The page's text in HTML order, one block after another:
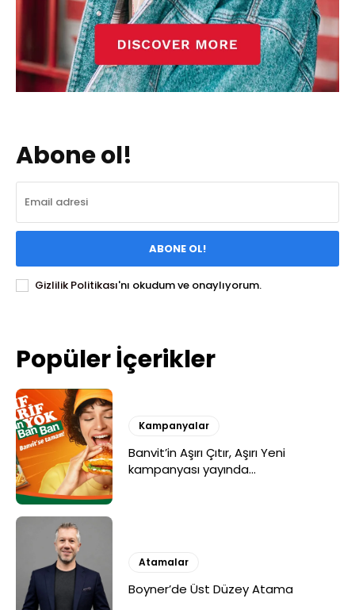
Abone ol!
ABONE OL!
Gizlilik Politikası'nı okudum ve onaylıyorum.
Popüler İçerikler
Kampanyalar
Banvit’in Aşırı Çıtır, Aşırı Yeni
kampanyası yayında…
Atamalar
Boyner’de Üst Düzey Atama